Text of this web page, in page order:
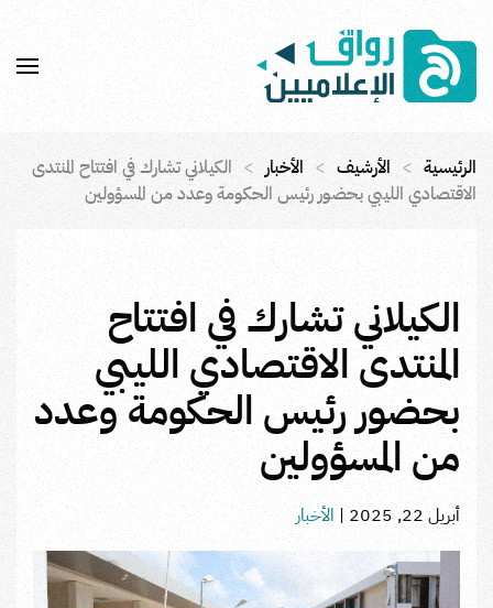
Skip to main content
الرئيسية الأرشيف الأخبار
الكيلاني تشارك في افتتاح المنتدى
الاقتصادي الليبي بحضور رئيس الحكومة وعدد من المسؤولين
الكيلاني تشارك في افتتاح
المنتدى الاقتصادي الليبي
بحضور رئيس الحكومة وعدد
من المسؤولين
أبريل 22, 2025 | الأخبار